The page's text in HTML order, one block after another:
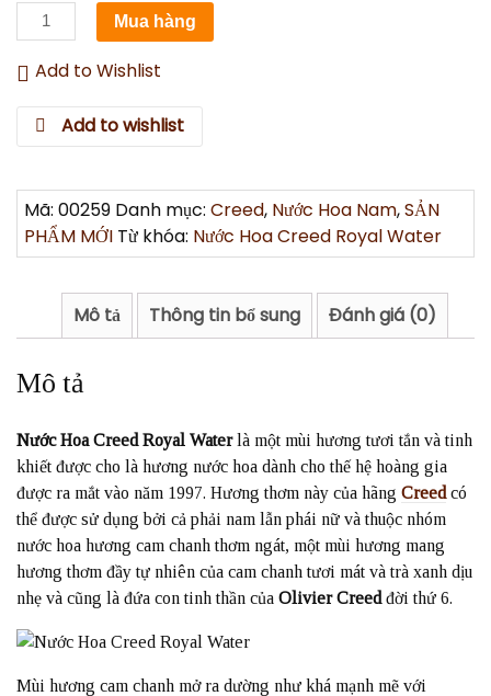
Nước
Hoa
Creed
Water
100ml
lượng
Mua hàng
Add to Wishlist
Add to wishlist
Mã: 00259 Danh mục: Creed, Nước Hoa Nam,SẢN
PHẨM MỚI Từ khóa: Nước Hoa Creed Royal Water
Mô tả Thông tin bổ sung Đánh giá (0)
Mô tả
Nước Hoa Creed Royal Waterlà một mùi hương tươi tắn và tinh
khiết được cho là hương nước hoa dành cho thế hệ hoàng gia
được ra mắt vào năm 1997. Hương thơm này của hãng Creed có
thể được sử dụng bởi cả phải nam lẫn phái nữ và thuộc nhóm
nước hoa hương cam chanh thơm ngát, một mùi hương mang
hương thơm đầy tự nhiên của cam chanh tươi mát và trà xanh dịu
nhẹ và cũng là đứa con tinh thần của Olivier Creed đời thứ 6.
Mùi hương cam chanh mở ra dường như khá mạnh mẽ với